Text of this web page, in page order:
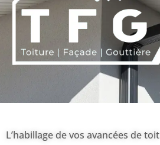
L’habillage de vos avancées de toit